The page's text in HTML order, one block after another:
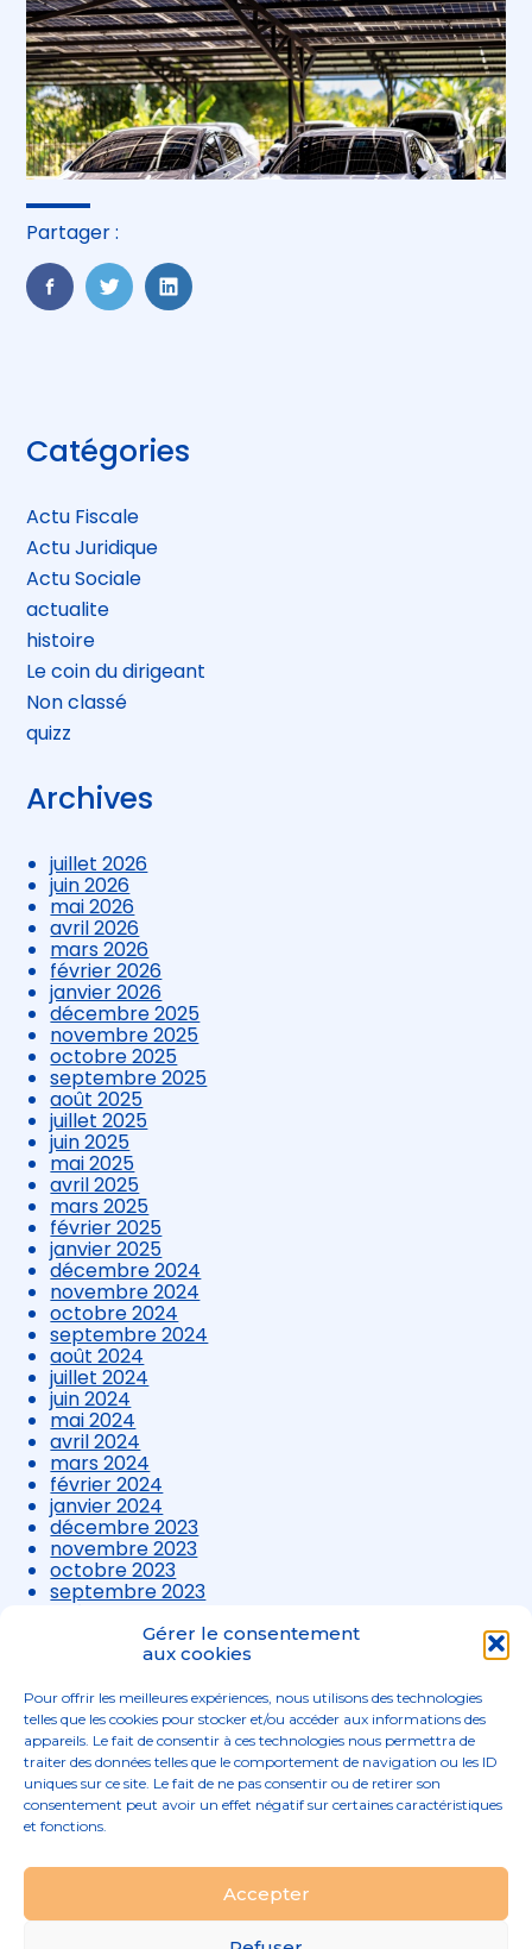
Gérer le consentement
aux cookies
Pour offrir les meilleures expériences, nous utilisons des technologies
telles que les cookies pour stocker et/ou accéder aux informations des
appareils. Le fait de consentir à ces technologies nous permettra de
traiter des données telles que le comportement de navigation ou les ID
uniques sur ce site. Le fait de ne pas consentir ou de retirer son
consentement peut avoir un effet négatif sur certaines caractéristiques
et fonctions.
Accepter
Partager :
FaceBook
TwitterLinkedIn
Blog
sidebar
Catégories
Actu Fiscale
Actu Juridique
Actu Sociale
actualite
histoire
Le coin du dirigeant
Non classé
quizz
Archives
juillet 2026
juin 2026
mai 2026
avril 2026
mars 2026
février 2026
janvier 2026
décembre 2025
novembre 2025
octobre 2025
septembre 2025
août 2025
juillet 2025
juin 2025
mai 2025
avril 2025
mars 2025
février 2025
janvier 2025
décembre 2024
novembre 2024
octobre 2024
septembre 2024
août 2024
juillet 2024
juin 2024
mai 2024
avril 2024
mars 2024
février 2024
janvier 2024
décembre 2023
novembre 2023
octobre 2023
septembre 2023
août 2023
juillet 2023
avril 2023
mars 2023
Principale
02 96 52 68 68